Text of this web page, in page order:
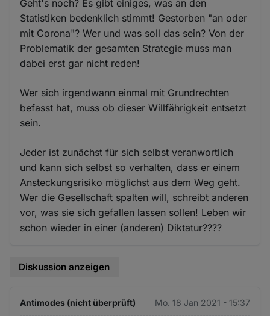
Geht's noch? Es gibt einiges, was an den
Statistiken bedenklich stimmt! Gestorben "an oder
mit Corona"? Wer und was soll das sein? Von der
Problematik der gesamten Strategie muss man
dabei erst gar nicht reden!
Wer sich irgendwann einmal mit Grundrechten
befasst hat, muss ob dieser Willfährigkeit entsetzt
sein.
Jeder ist zunächst für sich selbst veranwortlich
und kann sich selbst so verhalten, dass er einem
Ansteckungsrisiko möglichst aus dem Weg geht.
Wer die Gesellschaft spalten will, schreibt anderen
vor, was sie sich gefallen lassen sollen! Leben wir
schon wieder in einer (anderen) Diktatur????
Diskussion anzeigen
Antimodes (nicht überprüft) Mo. 18 Jan 2021 - 15:37